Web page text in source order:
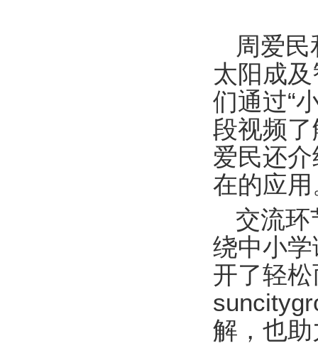
周爱
太阳成
们通过“
段视频
爱民还
在的应用
交流环
绕中小
开了轻
解，也